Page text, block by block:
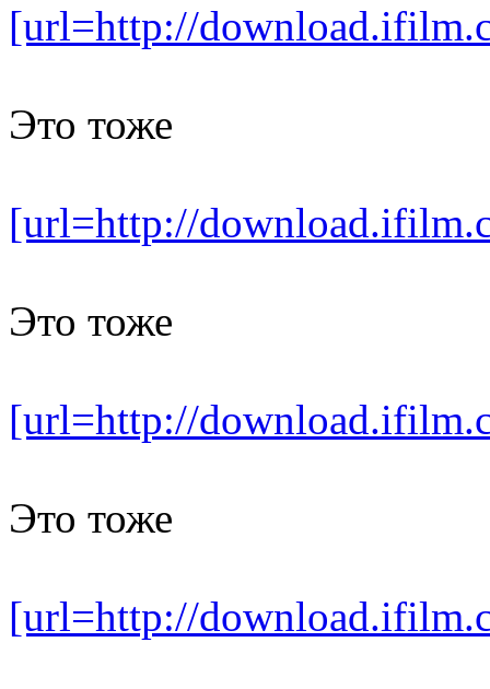
[url=http://
Это тоже
[url=http://
Это тоже
[url=http://
Это тоже
[url=http://